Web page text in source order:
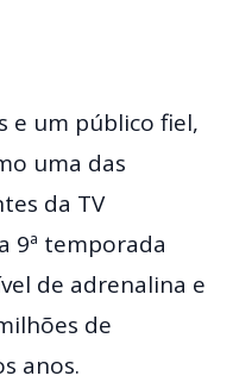
e um público fiel,
uma das
da TV
9ª temporada
de adrenalina e
de
anos.